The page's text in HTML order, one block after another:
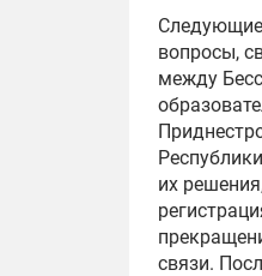
вопросы,
между
их
связи.